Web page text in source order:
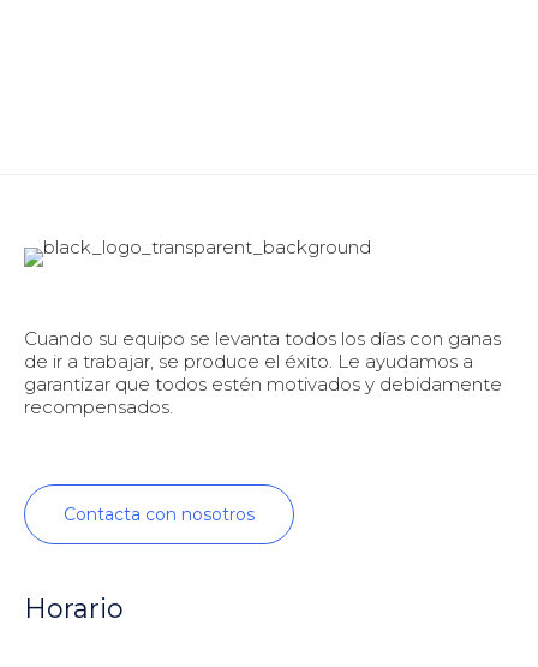
Cuando su equipo se levanta todos los días con ganas
de ir a trabajar, se produce el éxito. Le ayudamos a
garantizar que todos estén motivados y debidamente
recompensados.
Contacta con nosotros
Horario